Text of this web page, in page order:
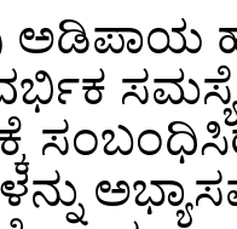
ಅಡಿಪಾಯ